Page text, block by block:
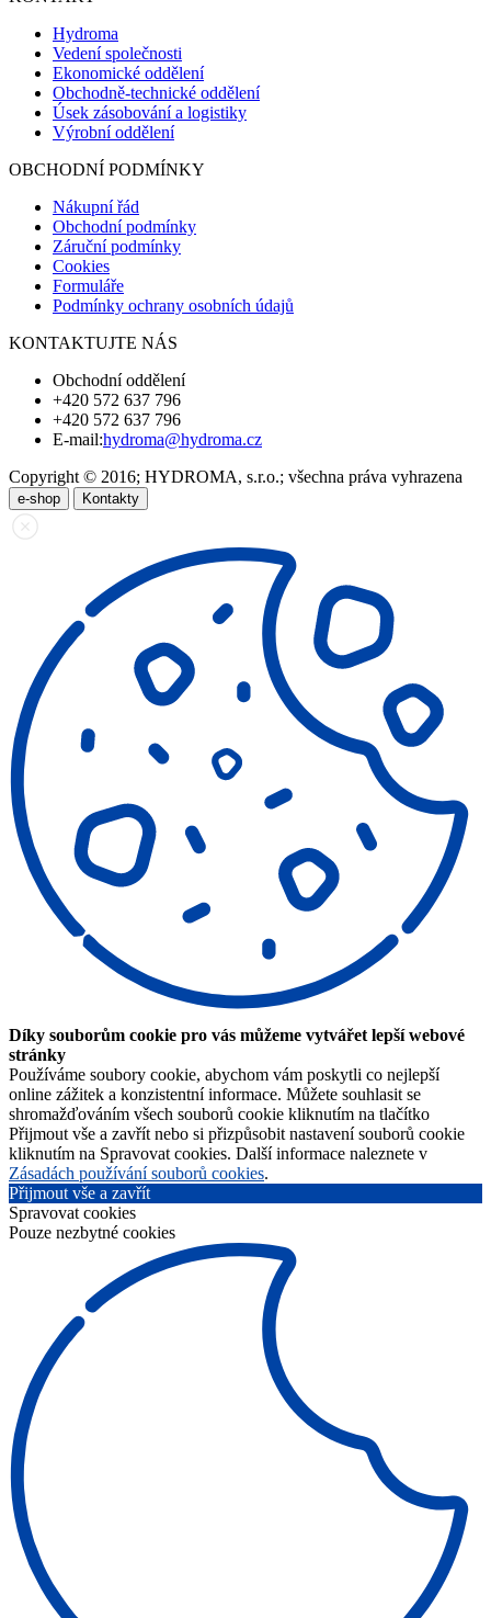
Hydroma
Vedení společnosti
Ekonomické oddělení
Obchodně-technické oddělení
Úsek zásobování a logistiky
Výrobní oddělení
OBCHODNÍ PODMÍNKY
Nákupní řád
Obchodní podmínky
Záruční podmínky
Cookies
Formuláře
Podmínky ochrany osobních údajů
KONTAKTUJTE NÁS
Obchodní oddělení
+420 572 637 796
+420 572 637 796
E-mail:hydroma@hydroma.cz
Copyright © 2016; HYDROMA, s.r.o.; všechna práva vyhrazena
e-shop Kontakty
Díky souborům cookie pro vás můžeme vytvářet lepší webové
stránky
Používáme soubory cookie, abychom vám poskytli co nejlepší
online zážitek a konzistentní informace. Můžete souhlasit se
shromažďováním všech souborů cookie kliknutím na tlačítko
Přijmout vše a zavřít nebo si přizpůsobit nastavení souborů cookie
kliknutím na Spravovat cookies. Další informace naleznete v
Zásadách používání souborů cookies.
Přijmout vše a zavřít
Spravovat cookies
Pouze nezbytné cookies